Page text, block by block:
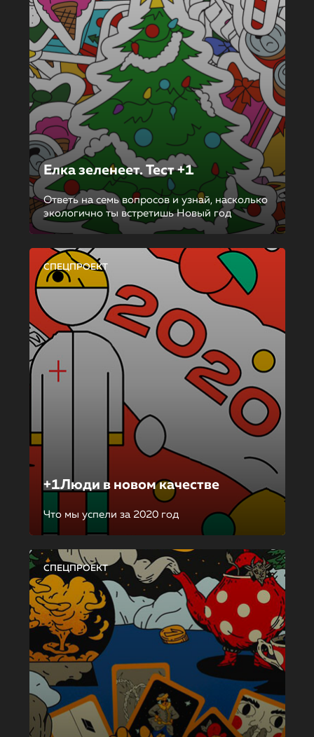
Елка зеленеет. Тест +1
Ответь на семь вопросов и узнай, насколько
экологично ты встретишь Новый год
СПЕЦПРОЕКТ
+1Люди в новом качестве
Что мы успели за 2020 год
СПЕЦПРОЕКТ